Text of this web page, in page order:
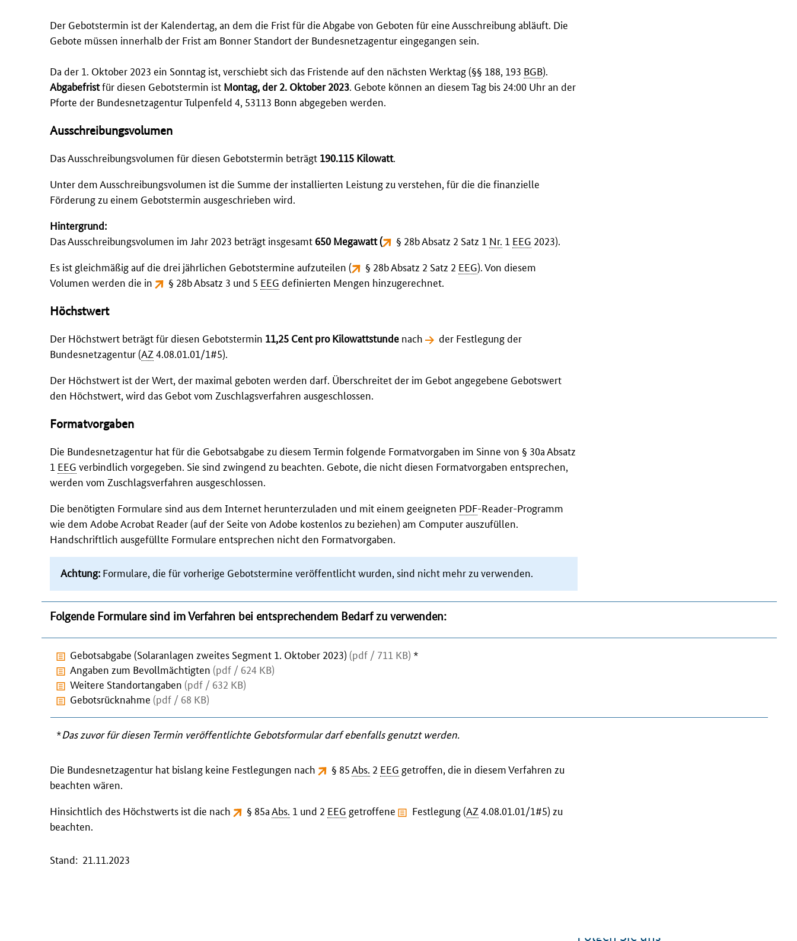
Der Gebotstermin ist der Kalendertag, an dem die Frist für die Abgabe von Geboten für eine Ausschreibung abläuft. Die
Gebote müssen innerhalb der Frist am Bonner Standort der Bundesnetzagentur eingegangen sein.
Da der 1. Oktober 2023 ein Sonntag ist, verschiebt sich das Fristende auf den nächsten Werktag (§§ 188, 193 BGB).
Abgabefristfür diesen Gebotstermin ist Montag, der 2. Oktober 2023. Gebote können an diesem Tag bis 24:00 Uhr an der
Pforte der Bundesnetzagentur Tulpenfeld 4, 53113 Bonn abgegeben werden.
Ausschreibungsvolumen
Das Ausschreibungsvolumen für diesen Gebotstermin beträgt 190.115 Kilowatt.
Unter dem Ausschreibungsvolumen ist die Summe der installierten Leistung zu verstehen, für die die finanzielle
Förderung zu einem Gebotstermin ausgeschrieben wird.
Hintergrund:
Das Ausschreibungsvolumen im Jahr 2023 beträgt insgesamt650 Megawatt ( § 28b Absatz 2 Satz 1 Nr. 1 EEG 2023).
Es ist gleichmäßig auf die drei jährlichen Gebotstermine aufzuteilen (
§ 28b Absatz 2 Satz 2 EEG). Von diesem
Volumen werden die in
§ 28b Absatz 3 und 5 EEG definierten Mengen hinzugerechnet.
Höchstwert
Der Höchstwert beträgt für diesen Gebotstermin 11,25 Cent pro Kilowattstunde nach
der Festlegung der
Bundesnetzagentur(AZ 4.08.01.01/1#5).
Der Höchstwert ist der Wert, der maximal geboten werden darf. Überschreitet der im Gebot angegebene Gebotswert
den Höchstwert, wird das Gebot vom Zuschlagsverfahren ausgeschlossen.
Formatvorgaben
Die Bundesnetzagentur hat für die Gebotsabgabe zu diesem Termin folgende Formatvorgaben im Sinne von § 30a Absatz
1 EEG verbindlich vorgegeben. Sie sind zwingend zu beachten. Gebote, die nicht diesen Formatvorgaben entsprechen,
werden vom Zuschlagsverfahren ausgeschlossen.
Die benötigten Formulare sind aus dem Internet herunterzuladen und mit einem geeigneten PDF-Reader-Programm
wie dem Adobe Acrobat Reader(auf der Seite von Adobe kostenlos zu beziehen) am Computerauszufüllen.
Handschriftlich ausgefüllte Formulare entsprechen nicht den Formatvorgaben.
Achtung: Formulare, die für vorherige Gebotstermine veröffentlicht wurden, sind nicht mehr zu verwenden.
Folgende Formulare sind im Verfahren bei entsprechendem Bedarf zu verwenden:
*Das zuvor für diesen Termin veröffentlichte Gebotsformular darf ebenfalls genutzt werden.
Gebotsabgabe (Solaranlagen zweites Segment 1. Oktober 2023) (pdf / 711 KB) *
Angaben zum Bevollmächtigten (pdf / 624 KB)
Weitere Standortangaben (pdf / 632 KB)
Gebotsrücknahme (pdf / 68 KB)
Die Bundesnetzagentur hat bislang keine Festlegungen nach § 85Abs. 2 EEG getroffen, die in diesem Verfahren zu
beachten wären.
Hinsichtlich des Höchstwerts ist die nach
§ 85aAbs. 1 und 2 EEG getroffene Festlegung(AZ 4.08.01.01/1#5) zu
beachten.
Stand: 21.11.2023
Folgen Sie uns